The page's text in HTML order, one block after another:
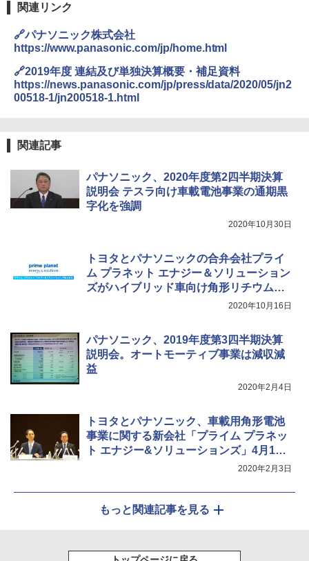
関連リンク
🔗パナソニック株式会社
https://www.panasonic.com/jp/home.html
🔗2019年度 連結及び単独決算概要・補足資料
https://news.panasonic.com/jp/press/data/2020/05/jn2
00518-1/jn200518-1.html
関連記事
パナソニック、2020年度第2四半期決算
説明会 テスラ向け車載電池事業の通期黒
字化を強調
2020年10月30日
トヨタとパナソニックの合弁会社プライ
ム プラネット エナジー＆ソリューション
ズがハイブリッド車向け角形リチウムイ
オン電池の生産を新たに徳島県で開始
2020年10月16日
パナソニック、2019年度第3四半期決算
説明会。オートモーティブ事業は減収減
益
2020年2月4日
トヨタとパナソニック、車載用角形電池
事業に関する新会社「プライム プラネッ
ト エナジー&ソリューションズ」4月1日
2020年2月3日
もっと関連記事を見る